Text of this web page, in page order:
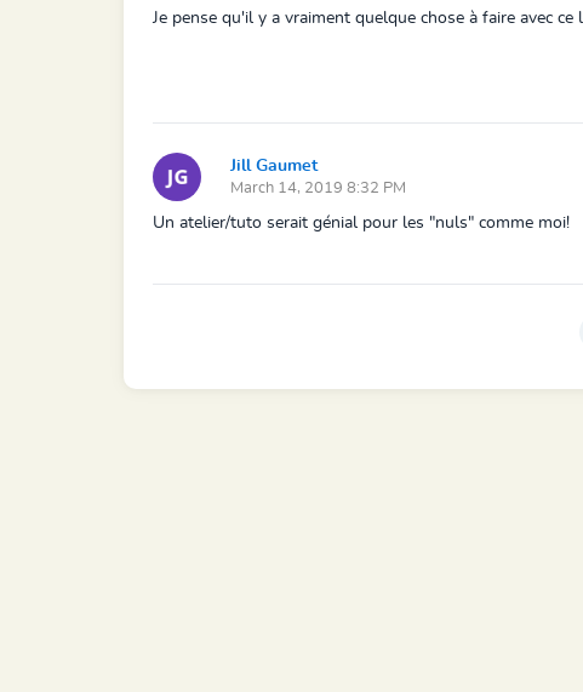
Je pense qu'il y a vraiment quelque chose à faire avec ce
Jill Gaumet
March 14, 2019 8:32 PM
Un atelier/tuto serait génial pour les "nuls" comme moi!